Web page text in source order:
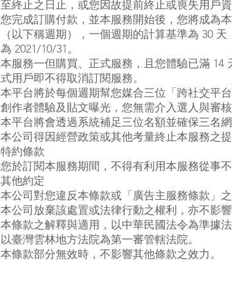
至終止之日止，或您因故提前終止或喪失用戶資
您完成訂購付款，並本服務開始後，您將成為
（以下稱週期），一個週期的計算基準為 30
為 2021/10/31。
本服務一但購買、正式服務，且您體驗已滿 14
式用戶即不得取消訂閱服務。
本平台將於每個週期幫您媒合三位「跨社交平
創作者體驗及貼文曝光，您無需介入選人與審
本平台將會透過系統補足三位名額並確保三名網
本公司得因經營政策或其他考量終止本服務之
特約條款
您於訂閱本服務期間，不得有利用本服務從事
其他約定
本公司對您違反本條款或「廣告主服務條款」
本公司放棄該處置或法律行動之權利，亦不影
本條款之解釋與適用，以中華民國法令為準據
以臺灣雲林地方法院為第一審管轄法院。
本條款部分無效時，不影響其他條款之效力。